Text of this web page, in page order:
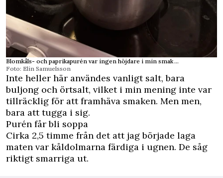
Blomkåls- och paprikapurén var ingen höjdare i min smak …
Foto: Elin Samuelsson
Inte heller här användes vanligt salt, bara
buljong och örtsalt, vilket i min mening inte var
tillräcklig för att framhäva smaken. Men men,
bara att tugga i sig.
Purén får bli soppa
Cirka 2,5 timme från det att jag började laga
maten var kåldolmarna färdiga i ugnen. De såg
riktigt smarriga ut.